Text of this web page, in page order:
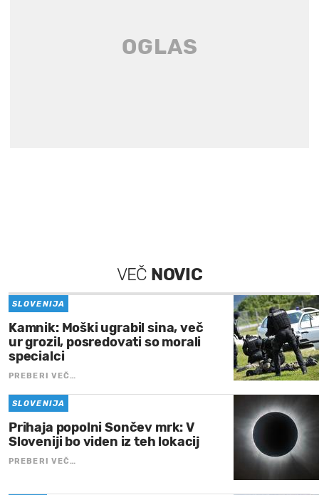
VEČ NOVIC
SLOVENIJA
Kamnik: Moški ugrabil sina, več
ur grozil, posredovati so morali
specialci
PREBERI VEČ…
SLOVENIJA
Prihaja popolni Sončev mrk: V
Sloveniji bo viden iz teh lokacij
PREBERI VEČ…